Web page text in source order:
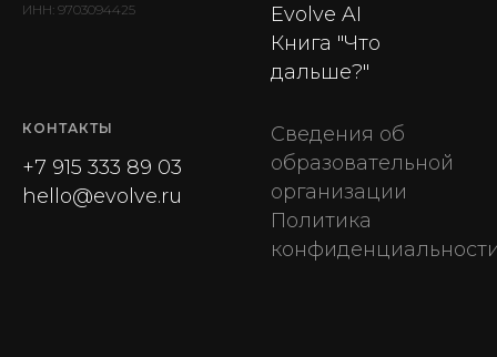
ИНН: 9703094425
Evolve AI
Книга "Что
дальше?"
КОНТАКТЫ
+7 915 333 89 03
hello@evolve.ru
Сведения об
образовательной
организации
Политика